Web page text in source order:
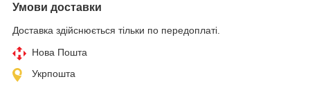
Умови доставки
Доставка здійснюється тільки по передоплаті.
Нова Пошта
Укрпошта